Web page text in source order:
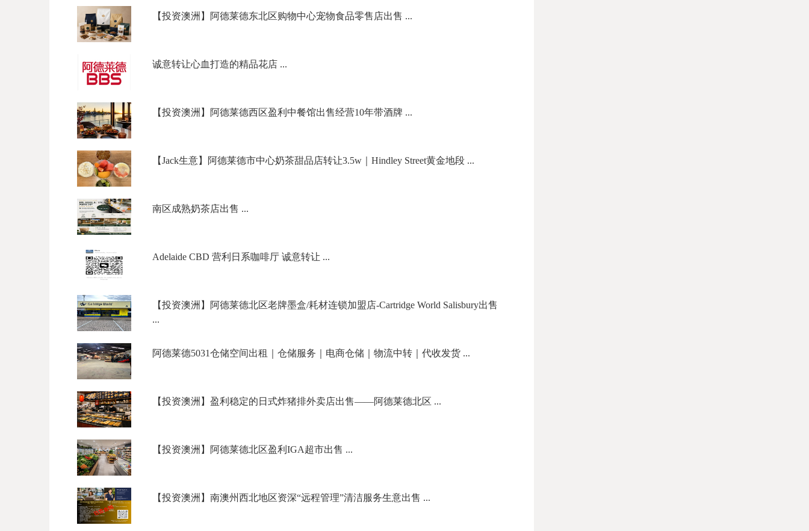
【投资澳洲】阿德莱德东北区购物中心宠物食品零售店出售 ...
诚意转让心血打造的精品花店 ...
【投资澳洲】阿德莱德西区盈利中餐馆出售经营10年带酒牌 ...
【Jack生意】阿德莱德市中心奶茶甜品店转让3.5w｜Hindley Street黄金地段 ...
南区成熟奶茶店出售 ...
Adelaide CBD 营利日系咖啡厅 诚意转让 ...
【投资澳洲】阿德莱德北区老牌墨盒/耗材连锁加盟店-Cartridge World Salisbury出售
...
阿德莱德5031仓储空间出租｜仓储服务｜电商仓储｜物流中转｜代收发货 ...
【投资澳洲】盈利稳定的日式炸猪排外卖店出售——阿德莱德北区 ...
【投资澳洲】阿德莱德北区盈利IGA超市出售 ...
【投资澳洲】南澳州西北地区资深“远程管理”清洁服务生意出售 ...